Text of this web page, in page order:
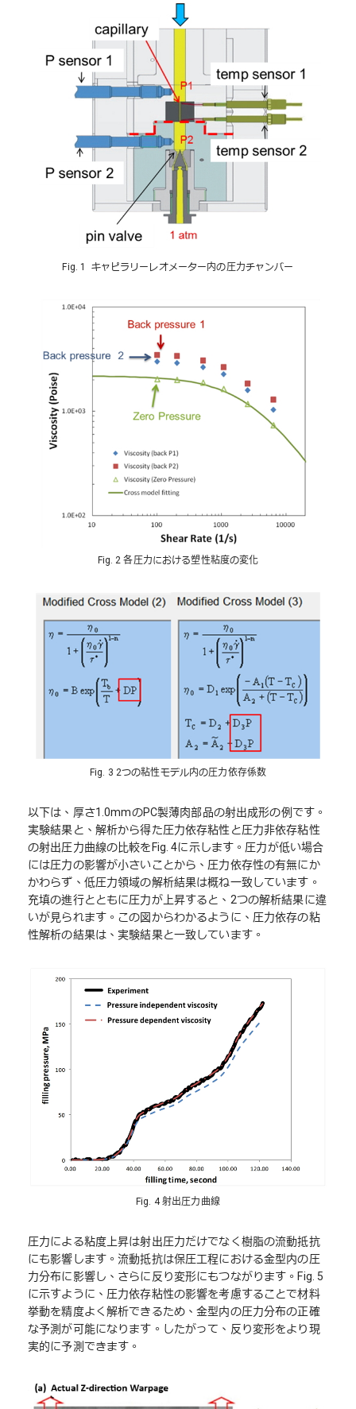
Fig. 1 キャピラリーレオメーター内の圧力チャンバー
Fig. 2 各圧力における塑性粘度の変化
Fig. 3 2つの粘性モデル内の圧力依存係数
以下は、厚さ1.0mmのPC製薄肉部品の射出成形の例です。
実験結果と、解析から得た圧力依存粘性と圧力非依存粘性
の射出圧力曲線の比較をFig. 4に示します。圧力が低い場合
には圧力の影響が小さいことから、圧力依存性の有無にか
かわらず、低圧力領域の解析結果は概ね一致しています。
充填の進行とともに圧力が上昇すると、2つの解析結果に違
いが見られます。この図からわかるように、圧力依存の粘
性解析の結果は、実験結果と一致しています。
Fig. 4 射出圧力曲線
圧力による粘度上昇は射出圧力だけでなく樹脂の流動抵抗
にも影響します。流動抵抗は保圧工程における金型内の圧
力分布に影響し、さらに反り変形にもつながります。Fig. 5
に示すように、圧力依存粘性の影響を考慮することで材料
挙動を精度よく解析できるため、金型内の圧力分布の正確
な予測が可能になります。したがって、反り変形をより現
実的に予測できます。